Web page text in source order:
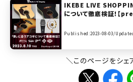
IKEBE LIVE
について徹底検証！【
Published:2023-08-03/
＼このページをシェ